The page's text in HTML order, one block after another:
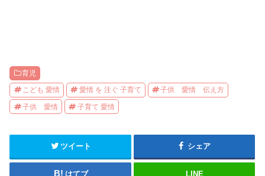
育児
こども 愛情 愛情 を 注ぐ 子育て 子供 愛情 伝え方
子供 愛情 子育て 愛情
ツイート シェア
はてブ LINE